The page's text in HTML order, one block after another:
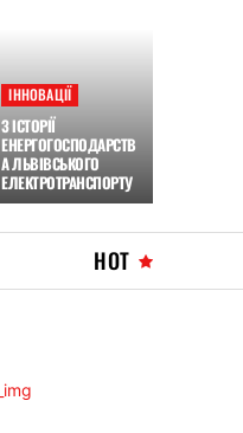
ІННОВАЦІЇ
З ІСТОРІЇ
ЕНЕРГОГОСПОДАРСТВ
А ЛЬВІВСЬКОГО
ЕЛЕКТРОТРАНСПОРТУ
HOT